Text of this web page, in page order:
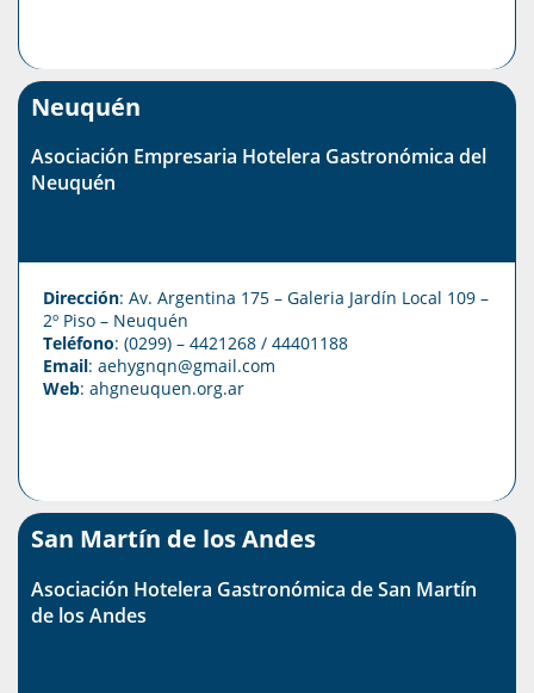
Neuquén
Asociación Empresaria Hotelera Gastronómica del
Neuquén
Dirección: Av. Argentina 175 – Galeria Jardín Local 109 –
2º Piso – Neuquén
Teléfono: (0299) – 4421268 / 44401188
Email: aehygnqn@gmail.com
Web: ahgneuquen.org.ar
San Martín de los Andes
Asociación Hotelera Gastronómica de San Martín
de los Andes